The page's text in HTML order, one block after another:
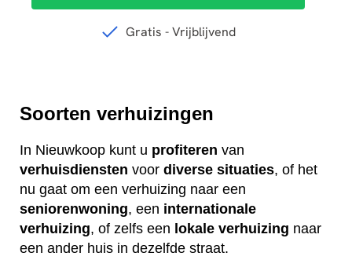
Soorten verhuizingen
In Nieuwkoop kunt u profiteren van
verhuisdiensten voor diverse situaties, of het
nu gaat om een verhuizing naar een
seniorenwoning, een internationale
verhuizing, of zelfs een lokale verhuizing naar
een ander huis in dezelfde straat.